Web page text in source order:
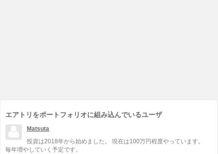
エアトリをポートフォリオに組み込んでいるユーザ
Matsuta
投資は2018年から始めました。 現在は100万円程度やっています。
毎年増やしていく予定です。